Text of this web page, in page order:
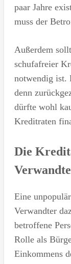
paar Jahre
muss der
Außerdem
schufafreier
notwendig ist.
denn
dürfte wohl
Kreditraten
Die
Verwandte
Eine
Verwandter
betroffene
Rolle als
Einkommens